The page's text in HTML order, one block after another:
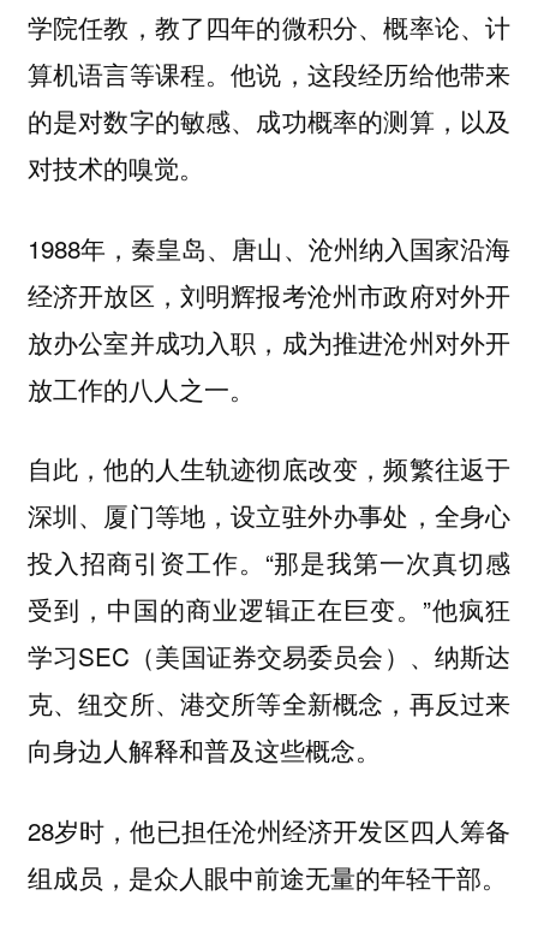
学院任教，教了四年的微积分、概率论、计
算机语言等课程。他说，这段经历给他带来
的是对数字的敏感、成功概率的测算，以及
对技术的嗅觉。
1988年，秦皇岛、唐山、沧州纳入国家沿海
经济开放区，刘明辉报考沧州市政府对外开
放办公室并成功入职，成为推进沧州对外开
放工作的八人之一。
自此，他的人生轨迹彻底改变，频繁往返于
深圳、厦门等地，设立驻外办事处，全身心
投入招商引资工作。“那是我第一次真切感
受到，中国的商业逻辑正在巨变。”他疯狂
学习SEC（美国证券交易委员会）、纳斯达
克、纽交所、港交所等全新概念，再反过来
向身边人解释和普及这些概念。
28岁时，他已担任沧州经济开发区四人筹备
组成员，是众人眼中前途无量的年轻干部。